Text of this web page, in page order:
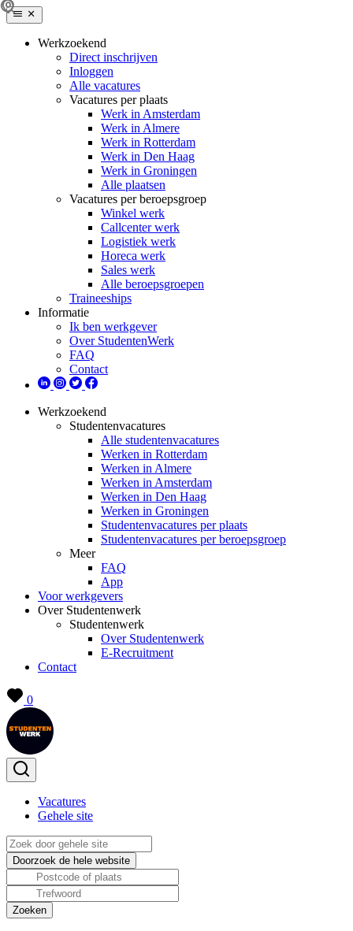
Werkzoekend
Direct inschrijven
Inloggen
Alle vacatures
Vacatures per plaats
Werk in Amsterdam
Werk in Almere
Werk in Rotterdam
Werk in Den Haag
Werk in Groningen
Alle plaatsen
Vacatures per beroepsgroep
Winkel werk
Callcenter werk
Logistiek werk
Horeca werk
Sales werk
Alle beroepsgroepen
Traineeships
Informatie
Ik ben werkgever
Over StudentenWerk
FAQ
Contact
Werkzoekend
Studentenvacatures
Alle studentenvacatures
Werken in Rotterdam
Werken in Almere
Werken in Amsterdam
Werken in Den Haag
Werken in Groningen
Studentenvacatures per plaats
Studentenvacatures per beroepsgroep
Meer
FAQ
App
Voor werkgevers
Over Studentenwerk
Studentenwerk
Over Studentenwerk
E-Recruitment
Contact
0
Vacatures
Gehele site